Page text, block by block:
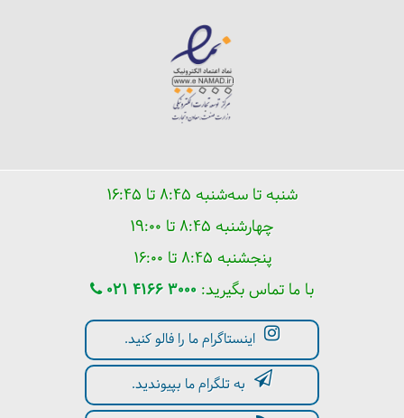
شنبه تا سه‌شنبه ۸:۴۵ تا ۱۶:۴۵
چهارشنبه ۸:۴۵ تا ۱۹:۰۰
پنجشنبه ۸:۴۵ تا ۱۶:۰۰
با ما تماس بگیرید: 021 4166 3000
اینستاگرام ما را فالو کنید.
به تلگرام ما بپیوندید.